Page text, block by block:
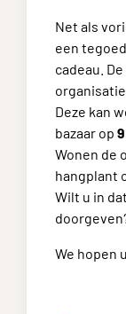
Net als
een
cadeau.
organisatie.
Deze kan
bazaar op
Wonen de
hangplant
Wilt u in
We hopen